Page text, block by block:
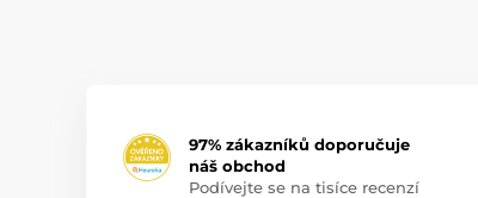
97% zákazníků doporučuje
náš obchod
Podívejte se na tisíce recenzí